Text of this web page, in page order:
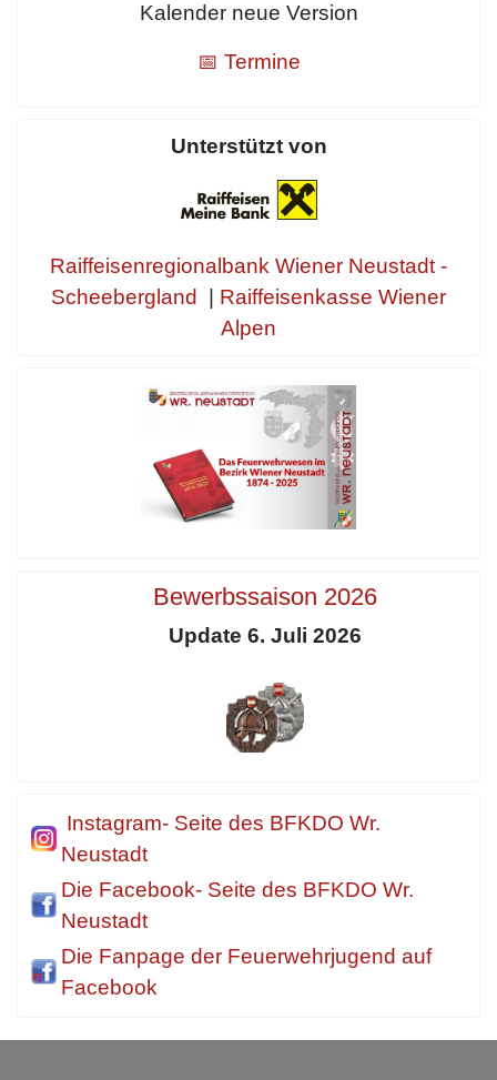
Kalender neue Version
📅 Termine
Unterstützt von
Raiffeisenregionalbank Wiener Neustadt -
Scheebergland
Raiffeisenkasse Wiener
Alpen
Bewerbssaison 2026
Update 6. Juli 2026
Instagram- Seite des BFKDO Wr.
Neustadt
Die Facebook- Seite des BFKDO Wr.
Neustadt
Die Fanpage der Feuerwehrjugend auf
Facebook